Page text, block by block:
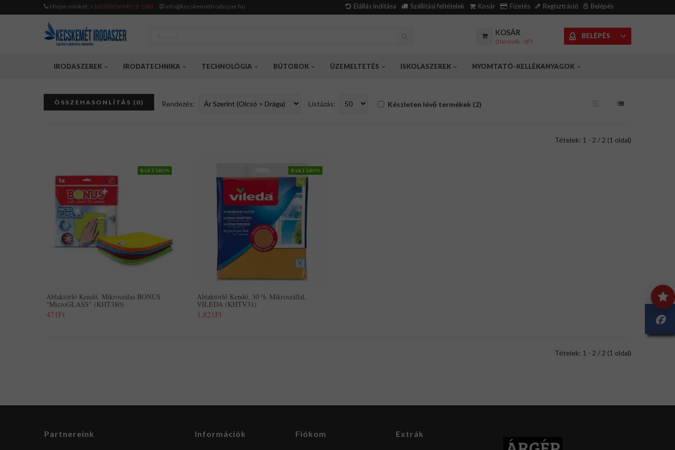
Hívjon minket: +36203956949 (9-16h) info@kecskemetirodaszer.hu Elállás indítása Szállítási feltételek Kosár Fizetés Regisztráció Belépés
KOSÁR
0 termék - 0Ft
BELÉPÉS
IRODASZEREK IRODATECHNIKA TECHNOLÓGIA BÚTOROK ÜZEMELTETÉS ISKOLASZEREK NYOMTATÓ-KELLÉKANYAGOK
ÖSSZEHASONLÍTÁS (0) Rendezés: Listázás: Készleten lévő termékek (2)
Tételek: 1 - 2 / 2 (1 oldal)
RAKTÁRON
Ablaktörlő Kendő, Mikroszálas BONUS
"MicroGLASS" (KHT380)
471Ft
RAKTÁRON
Ablaktörlő Kendő, 30 % Mikroszállal,
VILEDA (KHTV31)
1,821Ft
Tételek: 1 - 2 / 2 (1 oldal)
Partnereink Információk Fiókom Extrák